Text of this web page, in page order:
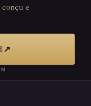
e
↗